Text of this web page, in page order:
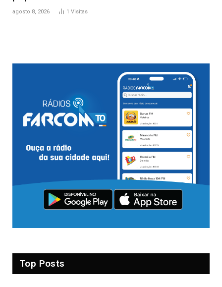
agosto 8, 2026 1 Visitas
Top Posts